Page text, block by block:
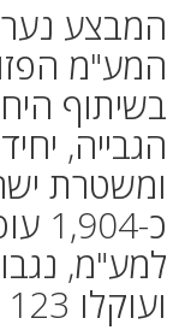
המבצע
המע"מ
בשיתוף
הגבייה,
ומשטרת
כ-
ועוקלו 123 רכבים.